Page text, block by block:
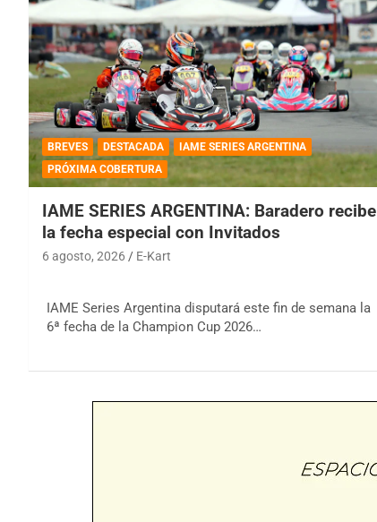
BREVES DESTACADA
IAME SERIES ARGENTINA
PRÓXIMA COBERTURA
IAME SERIES ARGENTINA: Baradero recibe
la fecha especial con Invitados
6 agosto, 2026 E-Kart
IAME Series Argentina disputará este fin de semana la
6ª fecha de la Champion Cup 2026…